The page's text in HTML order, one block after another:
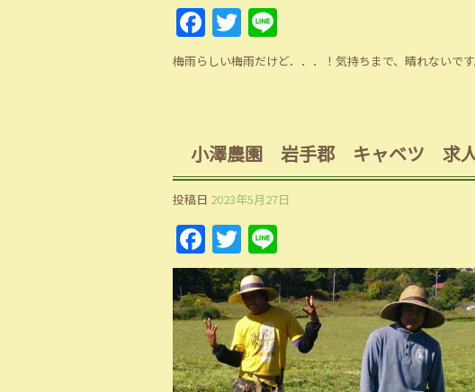
Facebook
Twitter
梅雨らしい梅雨だけど．．．！気持ちまで、晴れないです
小澤農園 岩手郡 キャベツ 求
投稿日 2023年5月27日
Facebook
Twitter